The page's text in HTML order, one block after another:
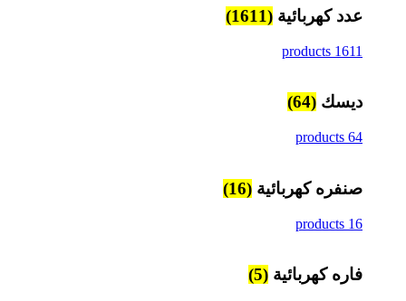
عدد كهربائية (1611)
1611 products
ديسك (64)
64 products
صنفره كهربائية (16)
16 products
فاره كهربائية (5)